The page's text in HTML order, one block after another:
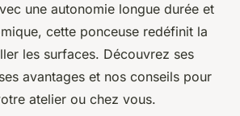
une autonomie longue durée et
cette ponceuse redéfinit la
les surfaces. Découvrez ses
avantages et nos conseils pour
atelier ou chez vous.